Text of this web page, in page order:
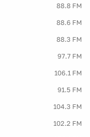
88.8 FM
88.6 FM
88.3 FM
97.7 FM
106.1 FM
91.5 FM
104.3 FM
102.2 FM